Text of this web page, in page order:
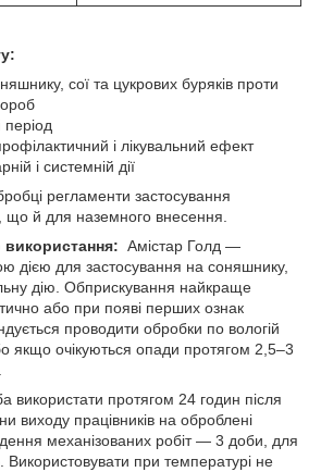
сої та цукрових буряків проти
і лікувальний ефект
і системній дії
регламенти застосування
що й для наземного внесення.
використання: Амістар Голд —
дією для застосування на соняшнику,
дію. Обприскування найкраще
або при появі перших ознак
проводити обробки по вологій
якщо очікуються опади протягом 2,5–3
використати протягом 24 годин після
виходу працівників на оброблені
механізованих робіт — 3 доби, для
Використовувати при температурі не